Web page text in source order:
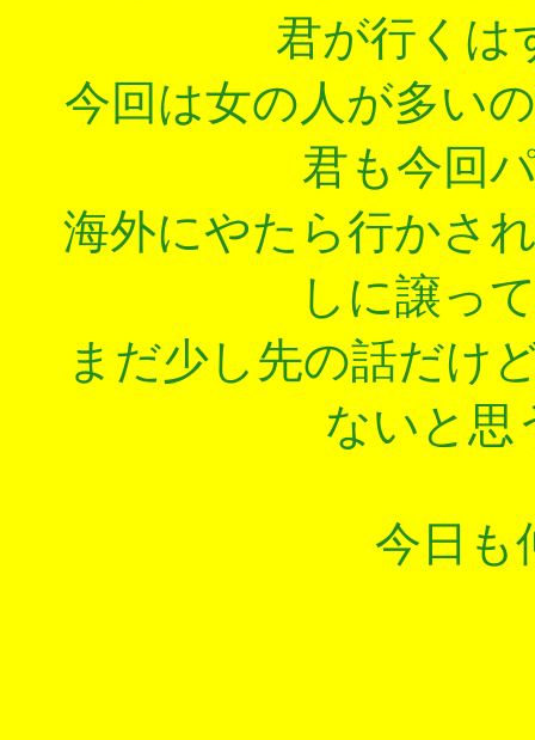
君が行くは
今回は女の人が多い
君も今回
海外にやたら行かさ
しに譲っ
まだ少し先の話だけ
ないと思
今日も